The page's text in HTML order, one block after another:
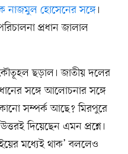
নাজমুল হোসেনের সঙ্গে।
প্রধান জালাল
কৌতূহল ছড়াল। জাতীয় দলের
সঙ্গে আলোচনার সঙ্গে
সম্পর্ক আছে? মিরপুরে
দিয়েছেন এমন প্রশ্নে।
মধ্যেই থাক’ বললেও